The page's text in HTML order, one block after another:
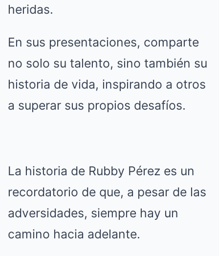
heridas.
En sus presentaciones, comparte
no solo su talento, sino también su
historia de vida, inspirando a otros
a superar sus propios desafíos.
La historia de Rubby Pérez es un
recordatorio de que, a pesar de las
adversidades, siempre hay un
camino hacia adelante.